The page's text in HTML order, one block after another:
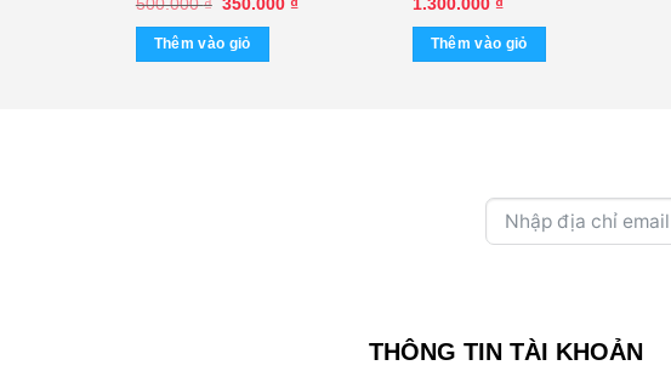
KGTUS
là:
500.000 ₫.
Thêm vào giỏ Thêm vào giỏ
THÔNG TIN TÀI KHOẢN